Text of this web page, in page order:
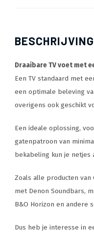
BESCHRIJVING
Draaibare TV voet met
Een TV standaard met
een optimale beleving
overigens ook geschikt
Een ideale oplossing,
gatenpatroon van
bekabeling kun je netjes
Zoals alle producten van
met Denon Soundbars,
B&O Horizon en andere
Dus heb je interesse in